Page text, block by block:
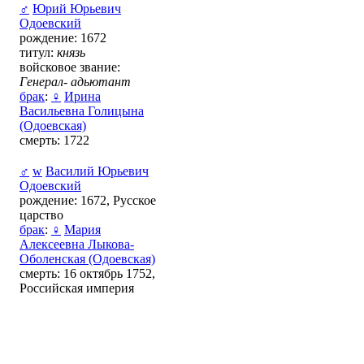
♂ Юрий Юрьевич
Одоевский
рождение: 1672
титул: князь
войсковое звание:
Генерал- адьютант
брак: ♀ Ирина
Васильевна Голицына
(Одоевская)
смерть: 1722
♂ w Василий Юрьевич
Одоевский
рождение: 1672, Русское
царство
брак: ♀ Мария
Алексеевна Лыкова-
Оболенская (Одоевская)
смерть: 16 октябрь 1752,
Российская империя